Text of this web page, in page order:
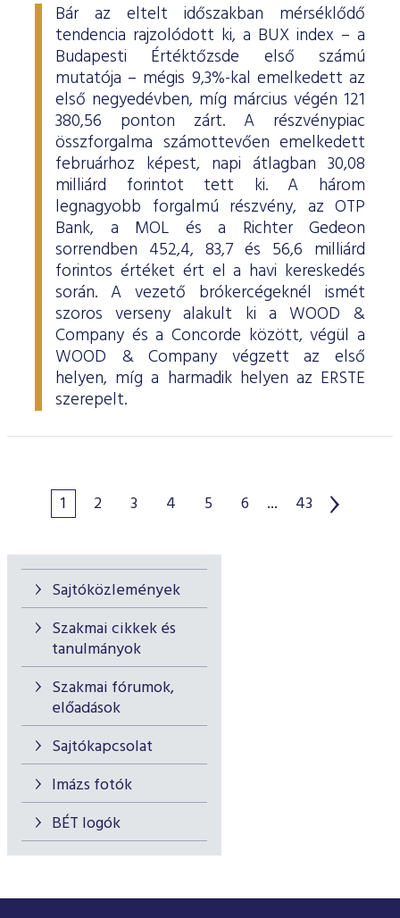
Sajtóközlemények
Szakmai cikkek és
tanulmányok
Szakmai fórumok,
előadások
Sajtókapcsolat
Imázs fotók
BÉT logók
Bár az eltelt időszakban mérséklődő
tendencia rajzolódott ki, a BUX index – a
Budapesti Értéktőzsde első számú
mutatója – mégis 9,3%-kal emelkedett az
első negyedévben, míg március végén 121
380,56 ponton zárt. A részvénypiac
összforgalma számottevően emelkedett
februárhoz képest, napi átlagban 30,08
milliárd forintot tett ki. A három
legnagyobb forgalmú részvény, az OTP
Bank, a MOL és a Richter Gedeon
sorrendben 452,4, 83,7 és 56,6 milliárd
forintos értéket ért el a havi kereskedés
során. A vezető brókercégeknél ismét
szoros verseny alakult ki a WOOD &
Company és a Concorde között, végül a
WOOD & Company végzett az első
helyen, míg a harmadik helyen az ERSTE
szerepelt.
1 2 3 4 5 6 ... 43